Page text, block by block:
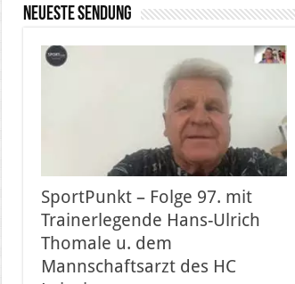
Neueste Sendung
SportPunkt – Folge 97. mit
Trainerlegende Hans-Ulrich
Thomale u. dem
Mannschaftsarzt des HC